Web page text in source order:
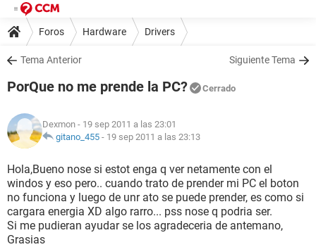
Foros Hardware Drivers
Tema Anterior Siguiente Tema
PorQue no me prende la PC? Cerrado
Dexmon - 19 sep 2011 a las 23:01
gitano_455 - 19 sep 2011 a las 23:13
Hola,Bueno nose si estot enga q ver netamente con el
windos y eso pero.. cuando trato de prender mi PC el boton
no funciona y luego de unr ato se puede prender, es como si
cargara energia XD algo rarro... pss nose q podria ser.
Si me pudieran ayudar se los agradeceria de antemano,
Grasias